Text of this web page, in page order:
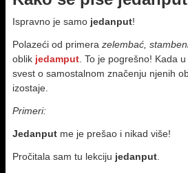
Ispravno je samo jedanput!
Polazeći od primera zelembać,
oblik jedamput . To je pogrešno! Kada
svest o samostalnom značenju njenih
izostaje.
Primeri:
Jedanput me je prešao i nikad više!
Pročitala sam tu lekciju jedanput